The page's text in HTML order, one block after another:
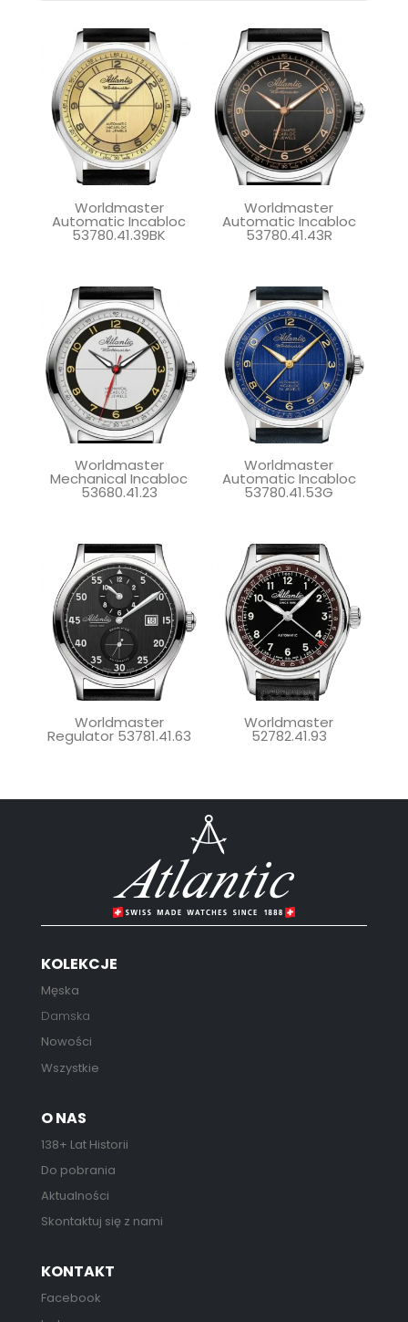
Worldmaster
Automatic Incabloc
53780.41.39BK
Worldmaster
Automatic Incabloc
53780.41.43R
Worldmaster
Mechanical Incabloc
53680.41.23
Worldmaster
Automatic Incabloc
53780.41.53G
Worldmaster
Regulator 53781.41.63
Worldmaster
52782.41.93
KOLEKCJE
Męska
Damska
Nowości
Wszystkie
O NAS
138+ Lat Historii
Do pobrania
Aktualności
Skontaktuj się z nami
KONTAKT
Facebook